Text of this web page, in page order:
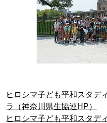
ヒロシマ子ども平和スタデ
ラ（神奈川県生協連HP）
ヒロシマ子ども平和スタデ